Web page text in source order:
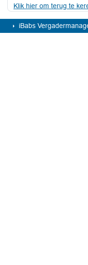
Klik hier om terug te
iBabs